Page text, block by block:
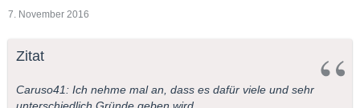
7. November 2016
Zitat
Caruso41: Ich nehme mal an, dass es dafür viele und sehr
unterschiedlich Gründe geben wird.